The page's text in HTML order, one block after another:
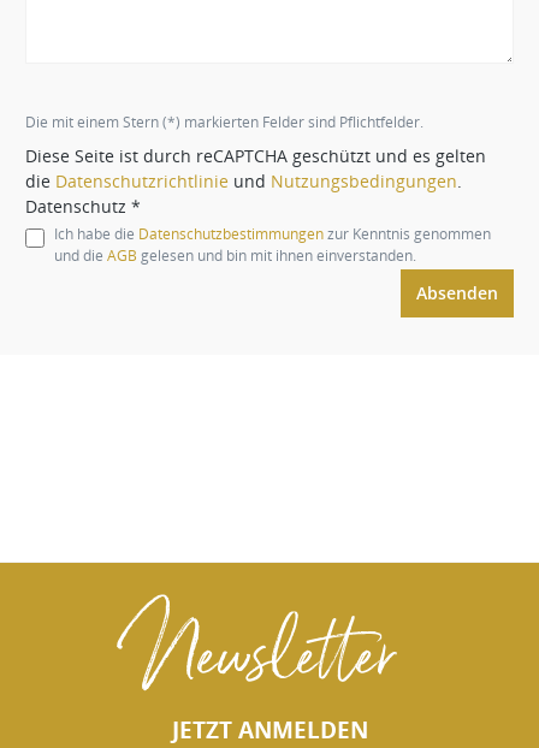
Die mit einem Stern (*) markierten Felder sind Pflichtfelder.
Diese Seite ist durch reCAPTCHA geschützt und es gelten
die Datenschutzrichtlinie und Nutzungsbedingungen
Datenschutz *
Ich habe die Datenschutzbestimmungenzur Kenntnis genommen
und die AGB gelesen und bin mit ihnen einverstanden.
Absenden
Newsletter
JETZT ANMELDEN